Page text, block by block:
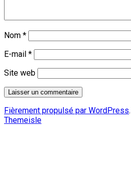
Nom *
E-mail *
Site web
Fièrement propulsé par WordPress
Themeisle